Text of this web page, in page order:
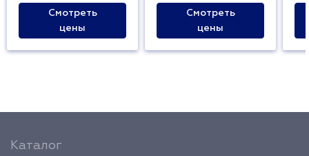
Смотреть
цены
Смотреть
цены
Каталог